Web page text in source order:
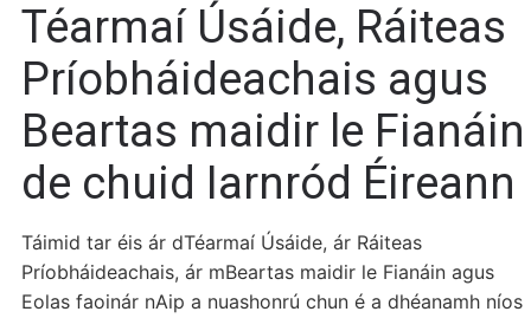
Téarmaí Úsáide, Ráiteas
Príobháideachais agus
Beartas maidir le Fianáin
de chuid Iarnród Éireann
Táimid tar éis ár dTéarmaí Úsáide, ár Ráiteas
Príobháideachais, ár mBeartas maidir le Fianáin agus
Eolas faoinár nAip a nuashonrú chun é a dhéanamh níos